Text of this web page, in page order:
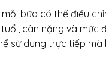
bữa có thể điều
cân nặng và mức
sử dụng trực tiếp mà